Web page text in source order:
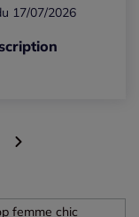
17/07/2026
femme chic